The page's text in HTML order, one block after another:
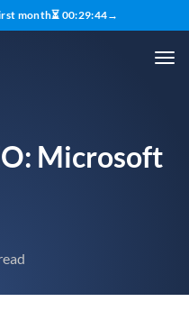
month⏳ 00:29:43→
Microsoft